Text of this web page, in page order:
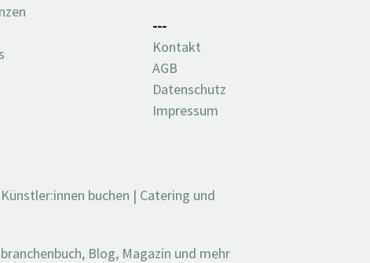
---
Kontakt
AGB
Datenschutz
Impressum
Künstler:innen buchen | Catering und
Blog, Magazin und mehr